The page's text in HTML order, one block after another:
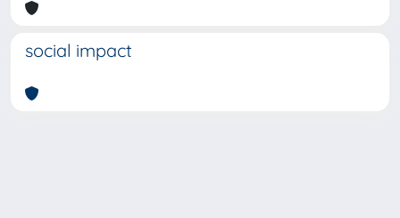
social impact